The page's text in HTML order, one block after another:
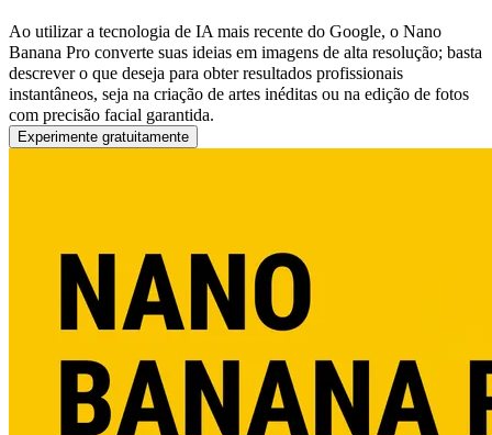
Ao utilizar a tecnologia de IA mais recente do Google, o Nano
Banana Pro converte suas ideias em imagens de alta resolução; basta
descrever o que deseja para obter resultados profissionais
instantâneos, seja na criação de artes inéditas ou na edição de fotos
com precisão facial garantida.
Experimente gratuitamente